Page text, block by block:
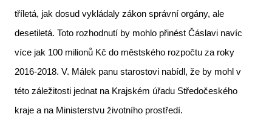
tříletá, jak dosud vykládaly zákon správní orgány, ale
desetiletá. Toto rozhodnutí by mohlo přinést Čáslavi navíc
více jak 100 milionů Kč do městského rozpočtu za roky
2016-2018. V. Málek panu starostovi nabídl, že by mohl v
této záležitosti jednat na Krajském úřadu Středočeského
kraje a na Ministerstvu životního prostředí.